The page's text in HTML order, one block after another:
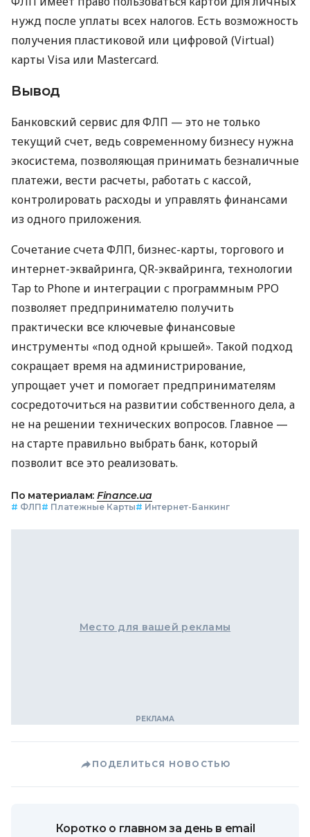
нужд после уплаты всех налогов. Есть возможность
получения пластиковой или цифровой (Virtual)
карты Visa или Mastercard.
Вывод
Банковский сервис для ФЛП — это не только
текущий счет, ведь современному бизнесу нужна
экосистема, позволяющая принимать безналичные
платежи, вести расчеты, работать с кассой,
контролировать расходы и управлять финансами
из одного приложения.
Сочетание счета ФЛП, бизнес-карты, торгового и
интернет-эквайринга, QR-эквайринга, технологии
Tap to Phone и интеграции с программным РРО
позволяет предпринимателю получить
практически все ключевые финансовые
инструменты «под одной крышей». Такой подход
сокращает время на администрирование,
упрощает учет и помогает предпринимателям
сосредоточиться на развитии собственного дела, а
не на решении технических вопросов. Главное —
на старте правильно выбрать банк, который
позволит все это реализовать.
По материалам: Finance.ua
# ФЛП# Платежные Карты# Интернет-Банкинг
Место для вашей рекламы
ПОДЕЛИТЬСЯ НОВОСТЬЮ
Коротко о главном за день в email